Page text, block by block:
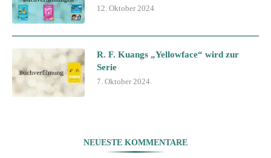
12. Oktober 2024
R. F. Kuangs „Yellowface“ wird zur
Serie
7. Oktober 2024
NEUESTE KOMMENTARE